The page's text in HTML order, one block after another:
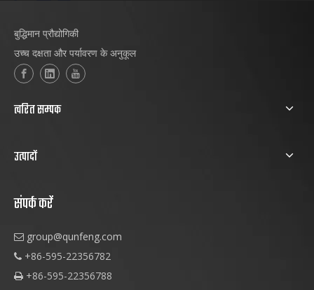
बुद्धिमान प्रौद्योगिकी
उच्च दक्षता और पर्यावरण के अनुकूल
त्वरित सम्पक
उत्पादों
संपर्क करें
 group@qunfeng.com
 +86-595-22356782
 +86-595-22356788